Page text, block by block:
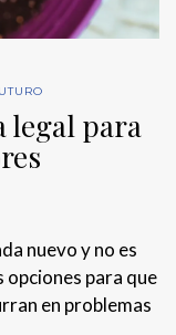
legal para
nuevo y no es
opciones para que
en problemas